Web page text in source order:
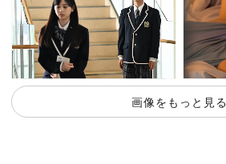
画像をもっと見る